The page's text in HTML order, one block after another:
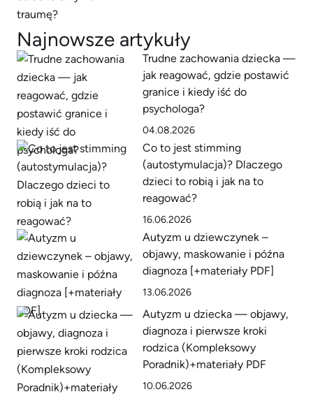
Najnowsze artykuły
Trudne zachowania dziecka —
jak reagować, gdzie postawić
granice i kiedy iść do
psychologa?
04.08.2026
Co to jest stimming
(autostymulacja)? Dlaczego
dzieci to robią i jak na to
reagować?
16.06.2026
Autyzm u dziewczynek –
objawy, maskowanie i późna
diagnoza [+materiały PDF]
13.06.2026
Autyzm u dziecka — objawy,
diagnoza i pierwsze kroki
rodzica (Kompleksowy
Poradnik)+materiały PDF
10.06.2026